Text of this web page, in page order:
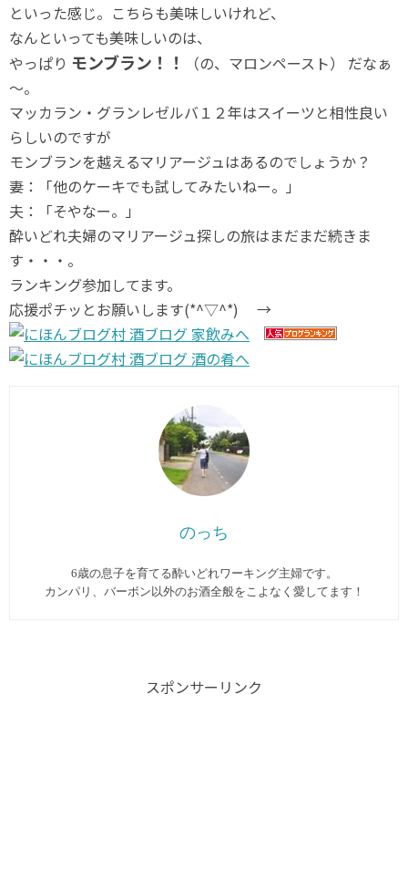
といった感じ。こちらも美味しいけれど、
なんといっても美味しいのは、
やっぱり モンブラン！！
（の、マロンペースト） だなぁ
～。
マッカラン・グランレゼルバ１２年はスイーツと相性良い
らしいのですが
モンブランを越えるマリアージュはあるのでしょうか？
妻：「他のケーキでも試してみたいねー。」
夫：「そやなー。」
酔いどれ夫婦のマリアージュ探しの旅はまだまだ続きま
す・・・。
ランキング参加してます。
応援ポチッとお願いします(*^▽^*) →
のっち
6歳の息子を育てる酔いどれワーキング主婦です。
カンパリ、バーボン以外のお酒全般をこよなく愛してます︎！
スポンサーリンク